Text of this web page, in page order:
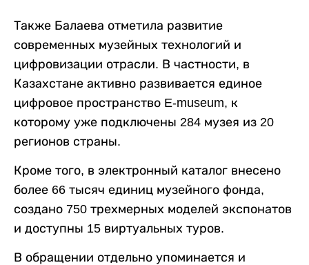
Также Балаева отметила развитие
современных музейных технологий и
цифровизации отрасли. В частности, в
Казахстане активно развивается единое
цифровое пространство E-museum, к
которому уже подключены 284 музея из 20
регионов страны.
Кроме того, в электронный каталог внесено
более 66 тысяч единиц музейного фонда,
создано 750 трехмерных моделей экспонатов
и доступны 15 виртуальных туров.
В обращении отдельно упоминается и